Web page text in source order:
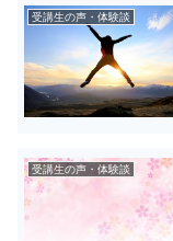
受講生の声・体験談
受講生の声・体験談